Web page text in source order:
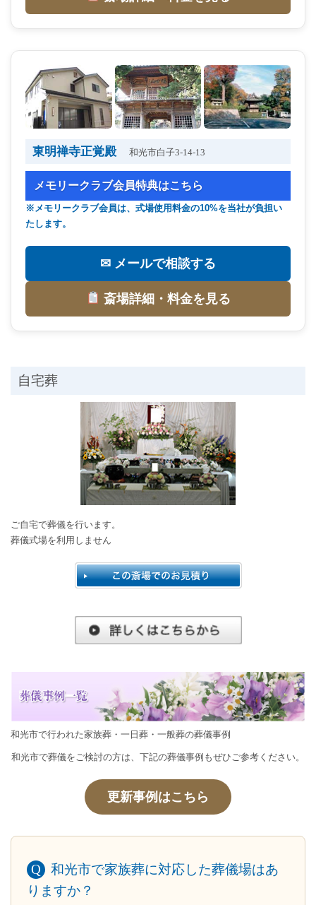
東明禅寺正覚殿 和光市白子3-14-13
メモリークラブ会員特典はこちら
※メモリークラブ会員は、式場使用料金の10%を当社が負担い
たします。
✉ メールで相談する
斎場詳細・料金を見る
自宅葬
ご自宅で葬儀を行います。
葬儀式場を利用しません
和光市で行われた家族葬・一日葬・一般葬の葬儀事例
和光市で葬儀をご検討の方は、下記の葬儀事例もぜひご参考ください。
更新事例はこちら
和光市で家族葬に対応した葬儀場はあ
りますか？